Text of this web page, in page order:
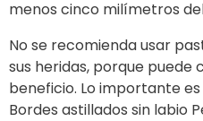
menos cinco milímetros
No se recomienda usar
sus heridas, porque puede
beneficio. Lo importante
Bordes astillados sin labio